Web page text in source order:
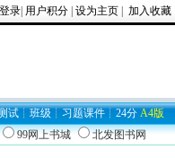
登录 用户积分 设为主页 加入收藏
试 ┊ 班级 ┊ 习题课件 ┊ 24分 A4版
99网上书城 北发图书网